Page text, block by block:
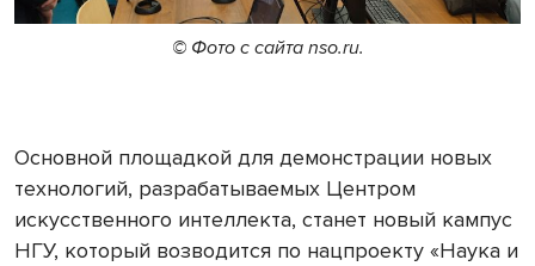
© Фото с сайта nso.ru.
Основной площадкой для демонстрации новых
технологий, разрабатываемых Центром
искусственного интеллекта, станет новый кампус
НГУ, который возводится по нацпроекту «Наука и